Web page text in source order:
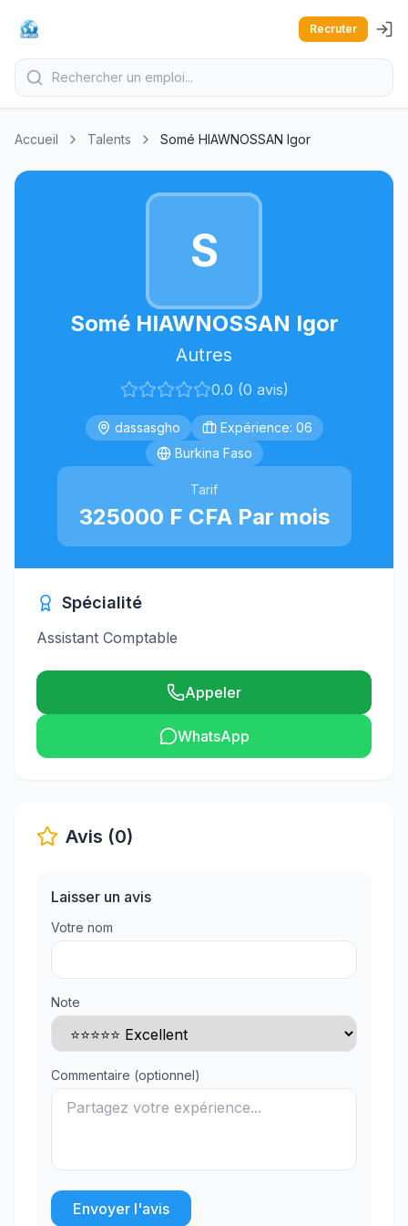
Recruter
Accueil Talents Somé HIAWNOSSAN Igor
S
Somé HIAWNOSSAN Igor
Autres
0.0 (0 avis)
dassasgho
Expérience: 06
Burkina Faso
Tarif
325000 F CFA Par mois
Spécialité
Assistant Comptable
Appeler
WhatsApp
Avis (0)
Laisser un avis
Votre nom
Note
Commentaire (optionnel)
Envoyer l'avis